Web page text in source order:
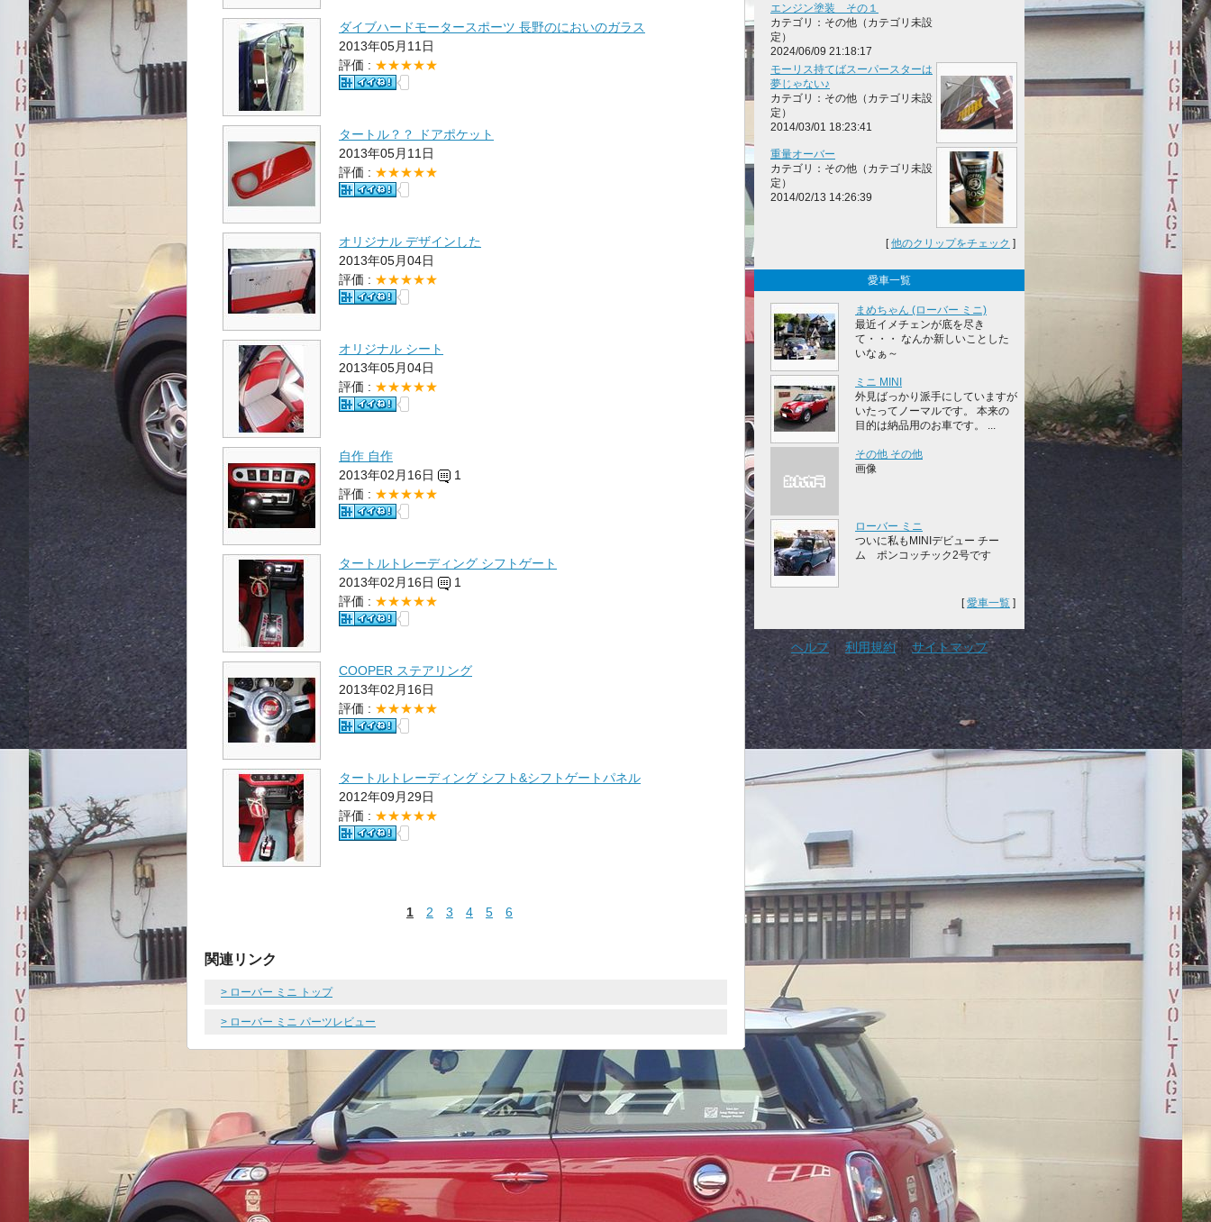
ダイブハードモータースポーツ 長野のにおいのガラス
2013年05月11日
評価 : ★★★★★
タートル？？ ドアポケット
2013年05月11日
評価 : ★★★★★
オリジナル デザインした
2013年05月04日
評価 : ★★★★★
オリジナル シート
2013年05月04日
評価 : ★★★★★
自作 自作
2013年02月16日
1
評価 : ★★★★★
タートルトレーディング シフトゲート
2013年02月16日
1
評価 : ★★★★★
COOPER ステアリング
2013年02月16日
評価 : ★★★★★
タートルトレーディング シフト&シフトゲートパネル
2012年09月29日
評価 : ★★★★★
1 2 3 4 5 6
関連リンク
> ローバー ミニ トップ
> ローバー ミニ パーツレビュー
エンジン塗装 その１
カテゴリ：その他（カテゴリ未設
定）
2024/06/09 21:18:17
モーリス持てばスーパースターは
夢じゃない♪
カテゴリ：その他（カテゴリ未設
定）
2014/03/01 18:23:41
重量オーバー
カテゴリ：その他（カテゴリ未設
定）
2014/02/13 14:26:39
[他のクリップをチェック ]
愛車一覧
まめちゃん (ローバー ミニ)
最近イメチェンが底を尽き
て・・・ なんか新しいことした
いなぁ～
ミニ MINI
外見ばっかり派手にしていますが
いたってノーマルです。 本来の
目的は納品用のお車です。 ...
その他 その他
画像
ローバー ミニ
ついに私もMINIデビュー チー
ム ポンコッチック2号です
[愛車一覧 ]
ヘルプ｜利用規約｜サイトマップ